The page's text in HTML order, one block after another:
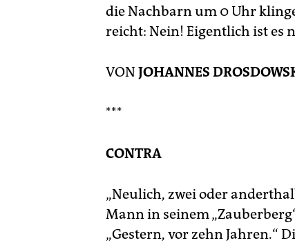
die Nachbarn um 0 Uhr
reicht: Nein! Eigentlich ist es
VON JOHANNES
***
CONTRA
„Neulich, zwei oder
Mann in seinem
„Gestern, vor zehn Jahren.“